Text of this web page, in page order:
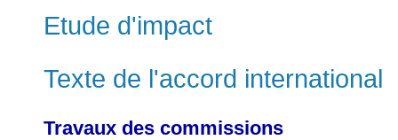
Etude d'impact
Texte de l'accord international
Travaux des commissions